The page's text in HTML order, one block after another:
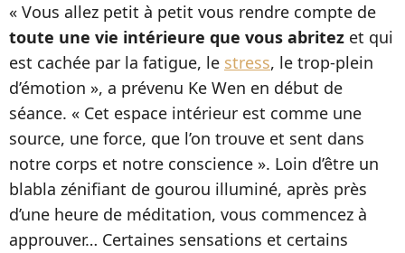
« Vous allez petit à petit vous rendre compte de
toute une vie intérieure que vous abritez et qui
est cachée par la fatigue, le stress, le trop-plein
d’émotion », a prévenu Ke Wen en début de
séance. « Cet espace intérieur est comme une
source, une force, que l’on trouve et sent dans
notre corps et notre conscience ». Loin d’être un
blabla zénifiant de gourou illuminé, après près
d’une heure de méditation, vous commencez à
approuver… Certaines sensations et certains